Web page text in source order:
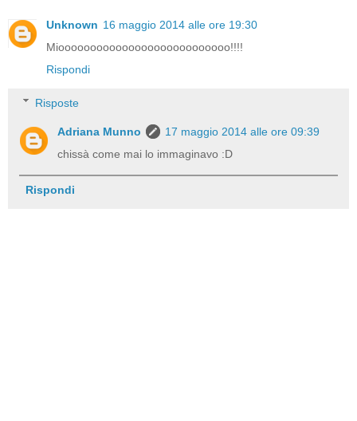
Unknown 16 maggio 2014 alle ore 19:30
Miooooooooooooooooooooooooooo!!!!
Rispondi
Risposte
Adriana Munno
17 maggio 2014 alle ore 09:39
chissà come mai lo immaginavo :D
Rispondi